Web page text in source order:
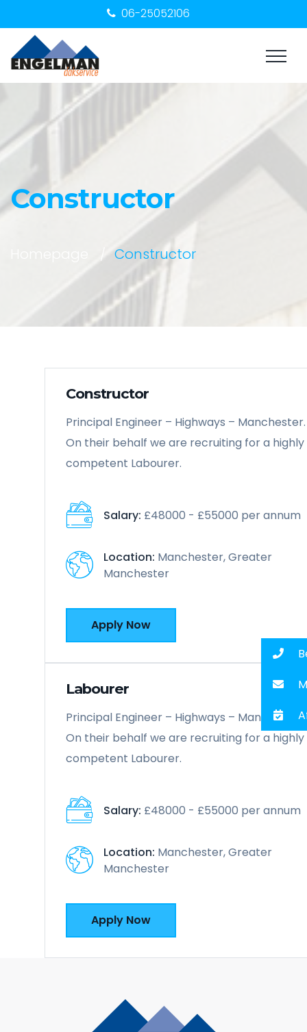
06-25052106
Constructor
Constructor
Constructor
Principal Engineer – Highways – Manchester.
On their behalf we are recruiting for a highly
competent Labourer.
Salary: £48000 - £55000 per annum
Location: Manchester, Greater
Manchester
Apply Now
Labourer
Principal Engineer – Highways – Manchester.
On their behalf we are recruiting for a highly
competent Labourer.
Salary: £48000 - £55000 per annum
Location: Manchester, Greater
Manchester
Apply Now